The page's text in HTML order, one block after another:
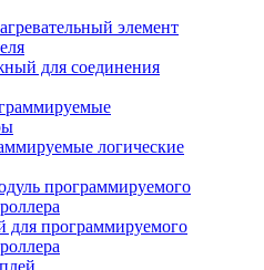
элемент
для соединения
логические
программируемого
для программируемого